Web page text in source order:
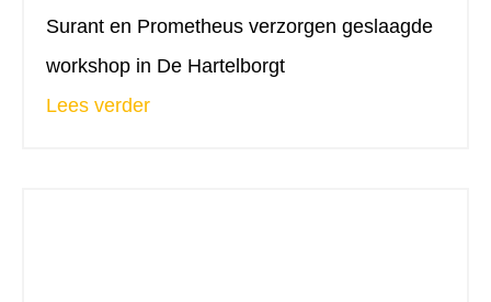
Surant en Prometheus verzorgen geslaagde
workshop in De Hartelborgt
Lees verder